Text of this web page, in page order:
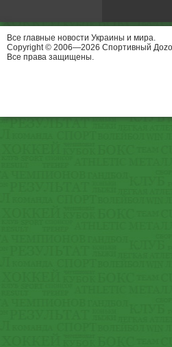
Все главные новости Украины и мира.
Copyright © 2006—2026 Спортивный
Все права защищены.